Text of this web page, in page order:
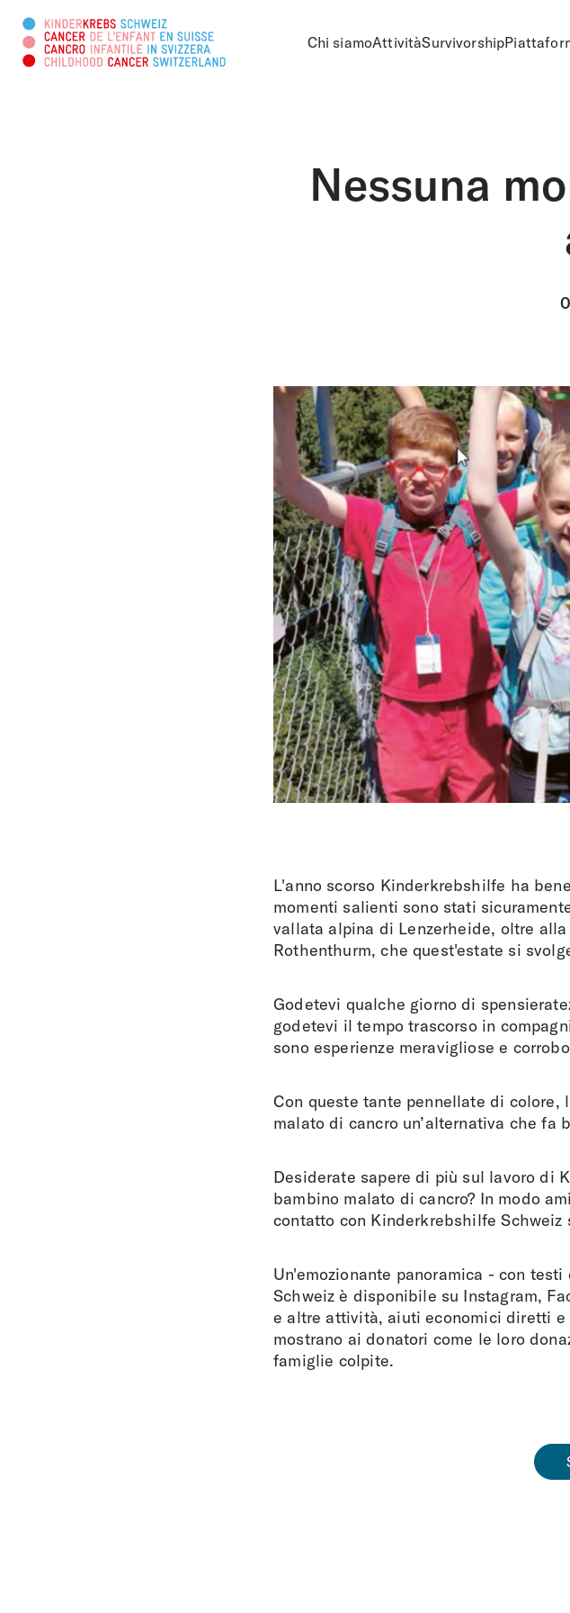
Chi siamoAttivitàSurvivorship
Cercare in questa pagina
Nessuna
L'anno scorso Kinderkrebshilfe ha
momenti salienti sono stati
vallata alpina di Lenzerheide, oltre
Rothenthurm, che quest'estate si
Godetevi qualche giorno di
godetevi il tempo trascorso in
sono esperienze meravigliose e
Con queste tante pennellate di
malato di cancro un’alternativa che
Desiderate sapere di più sul lavoro di
bambino malato di cancro? In modo
contatto con Kinderkrebshilfe Schweiz
Un'emozionante panoramica - con
Schweiz è disponibile su Instagram,
e altre attività, aiuti economici diretti
mostrano ai donatori come le loro
famiglie colpite.